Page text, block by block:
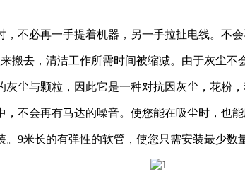
必再一手提着机器，另一手拉扯电线。不会
去，清洁工作所需时间被缩减。由于灰尘不
与颗粒，因此它是一种对抗因灰尘，花粉，
会再有马达的噪音。使您能在吸尘时，也能
米长的有弹性的软管，使您只需安装最少数